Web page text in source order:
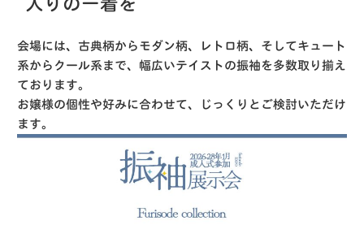
入りの一着を
会場には、古典柄からモダン柄、レトロ柄、そしてキュート
系からクール系まで、幅広いテイストの振袖を多数取り揃え
ております。
お嬢様の個性や好みに合わせて、じっくりとご検討いただけ
ます。